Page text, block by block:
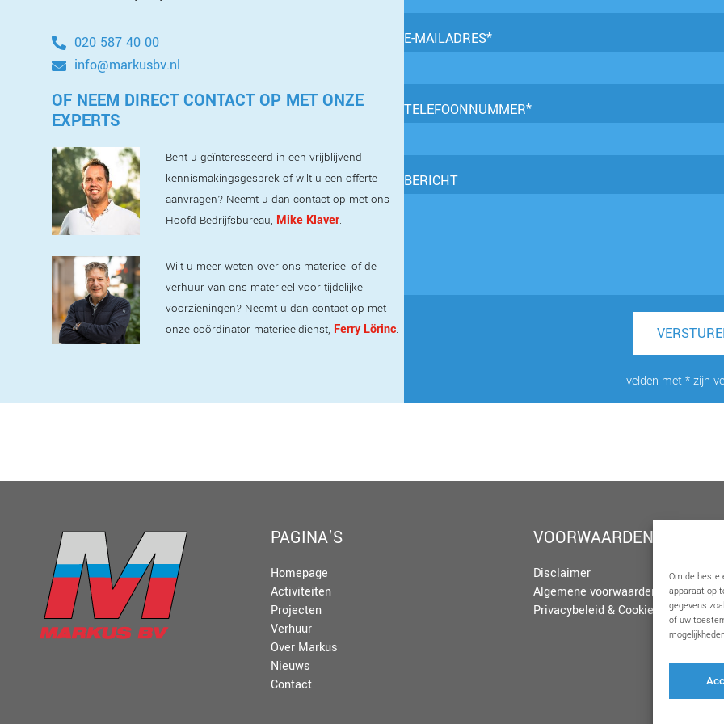
Om de beste
apparaat op
gegevens
of uw
020 587 40 00
info@markusbv.nl
OF NEEM DIRECT CONTACT OP MET ONZE
EXPERTS
Bent u geïnteresseerd in een vrijblijvend
kennismakingsgesprek of wilt u een offerte
aanvragen? Neemt u dan contact op met ons
Hoofd Bedrijfsbureau, Mike Klaver.
Wilt u meer weten over ons materieel of de
verhuur van ons materieel voor tijdelijke
voorzieningen? Neemt u dan contact op met
onze coördinator materieeldienst, Ferry Lörinc.
E-MAILADRES*
TELEFOONNUMMER*
BERICHT
velden met * zijn
PAGINA'S
Homepage
Activiteiten
Projecten
Verhuur
Over Markus
Nieuws
Contact
VOORWAARDEN
Disclaimer
Algemene voorwaarden
Privacybeleid & Cookies